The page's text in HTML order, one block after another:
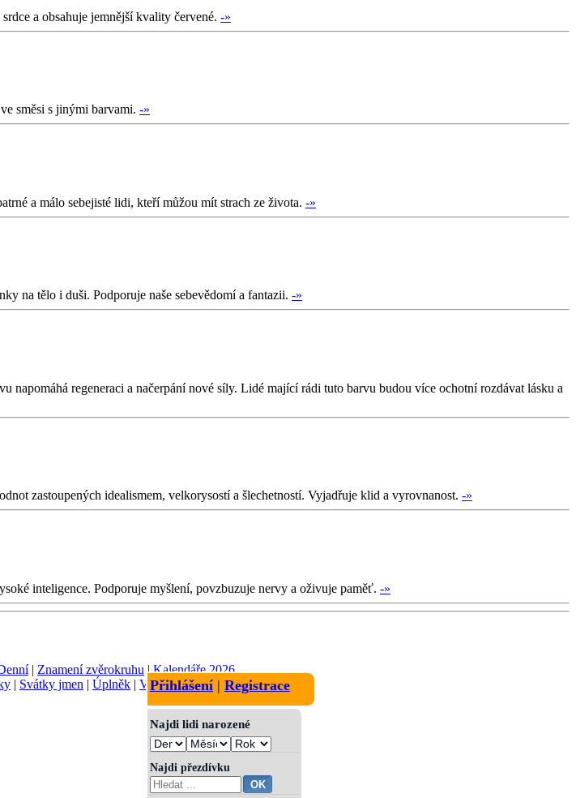
a obsahuje jemnější kvality červené. -»
směsi s jinými barvami. -»
a málo sebejisté lidi, kteří můžou mít strach ze života. -»
na tělo i duši. Podporuje naše sebevědomí a fantazii. -»
regeneraci a načerpání nové síly. Lidé mající rádi tuto barvu budou více ochotní rozdávat lásku a
zastoupených idealismem, velkorysostí a šlechetností. Vyjadřuje klid a vyrovnanost. -»
inteligence. Podporuje myšlení, povzbuzuje nervy a oživuje paměť. -»
Přihlášení| Registrace
Najdi lidi narozené
Najdi přezdívku
| Znamení zvěrokruhu | Kalendáře 2026
| Svátky jmen | Úplněk | Význam jmen